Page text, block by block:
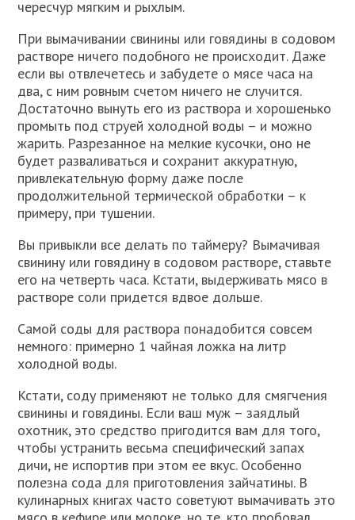
чересчур мягким и рыхлым.
При вымачивании свинины или говядины в содовом
растворе ничего подобного не происходит. Даже
если вы отвлечетесь и забудете о мясе часа на
два, с ним ровным счетом ничего не случится.
Достаточно вынуть его из раствора и хорошенько
промыть под струей холодной воды – и можно
жарить. Разрезанное на мелкие кусочки, оно не
будет разваливаться и сохранит аккуратную,
привлекательную форму даже после
продолжительной термической обработки – к
примеру, при тушении.
Вы привыкли все делать по таймеру? Вымачивая
свинину или говядину в содовом растворе, ставьте
его на четверть часа. Кстати, выдерживать мясо в
растворе соли придется вдвое дольше.
Самой соды для раствора понадобится совсем
немного: примерно 1 чайная ложка на литр
холодной воды.
Кстати, соду применяют не только для смягчения
свинины и говядины. Если ваш муж – заядлый
охотник, это средство пригодится вам для того,
чтобы устранить весьма специфический запах
дичи, не испортив при этом ее вкус. Особенно
полезна сода для приготовления зайчатины. В
кулинарных книгах часто советуют вымачивать это